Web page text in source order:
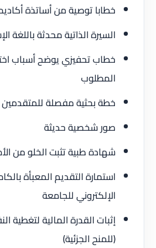
خطابا توصية من أساتذة
السيرة الذاتية محدثة باللغة
خطاب تحفيزي يوضح أسباب
المطلوب
خطة بحثية مفصلة للمتقدمين
صور شخصية حديثة
شهادة طبية تثبت الخلو من
استمارة التقديم المعبأة
الإلكتروني للجامعة
إثبات القدرة المالية لتغطية
(للمنح الجزئية)